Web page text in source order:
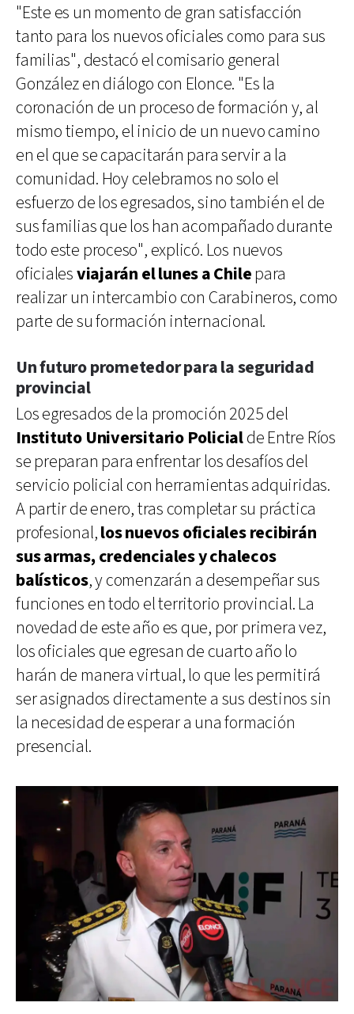
"Este es un momento de gran satisfacción
tanto para los nuevos oficiales como para sus
familias", destacó el comisario general
González en diálogo con Elonce. "Es la
coronación de un proceso de formación y, al
mismo tiempo, el inicio de un nuevo camino
en el que se capacitarán para servir a la
comunidad. Hoy celebramos no solo el
esfuerzo de los egresados, sino también el de
sus familias que los han acompañado durante
todo este proceso", explicó. Los nuevos
oficialesviajarán el lunes a Chilepara
realizar un intercambio con Carabineros, como
parte de su formación internacional.
Un futuro prometedor para la seguridad
provincial
Los egresados de la promoción 2025 del
Instituto Universitario Policialde Entre Ríos
se preparan para enfrentar los desafíos del
servicio policial con herramientas adquiridas.
A partir de enero, tras completar su práctica
profesional,los nuevos oficiales recibirán
sus armas, credenciales y chalecos
balísticos, y comenzarán a desempeñar sus
funciones en todo el territorio provincial. La
novedad de este año es que, por primera vez,
los oficiales que egresan de cuarto año lo
harán de manera virtual, lo que les permitirá
ser asignados directamente a sus destinos sin
la necesidad de esperar a una formación
presencial.